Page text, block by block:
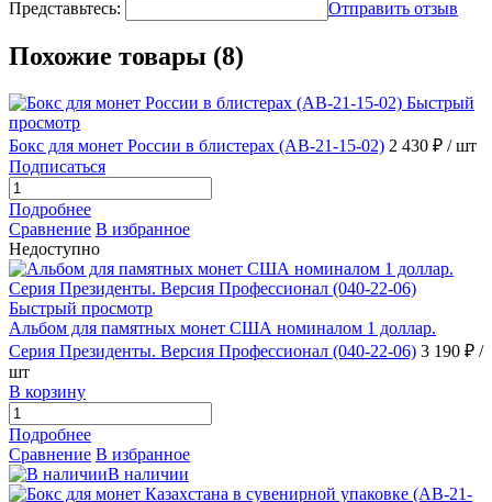
Представьтесь: Отправить отзыв
Похожие товары (8)
Быстрый
просмотр
Бокс для монет России в блистерах (AB-21-15-02) 2 430 ₽ / шт
Подписаться
Подробнее
Сравнение В избранное
Недоступно
Быстрый просмотр
Альбом для памятных монет США номиналом 1 доллар.
Серия Президенты. Версия Профессионал (040-22-06) 3 190 ₽ /
шт
В корзину
Подробнее
Сравнение В избранное
В наличии